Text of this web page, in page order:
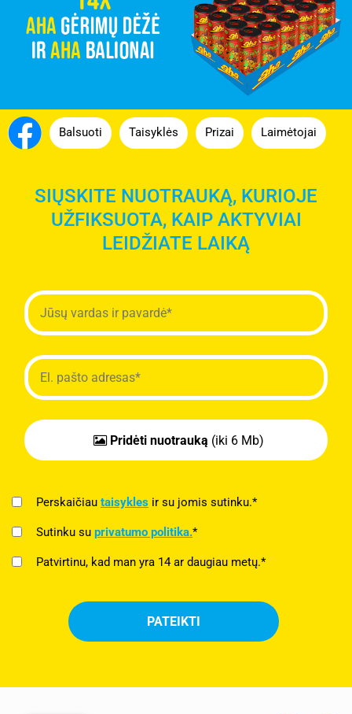
Balsuoti Taisyklės Prizai Laimėtojai
SIŲSKITE NUOTRAUKĄ, KURIOJE
UŽFIKSUOTA, KAIP AKTYVIAI
LEIDŽIATE LAIKĄ
Pridėti nuotrauką (iki 6 Mb)
Perskaičiau taisykles ir su jomis sutinku.*
Sutinku su privatumo politika.*
Patvirtinu, kad man yra 14 ar daugiau metų.*